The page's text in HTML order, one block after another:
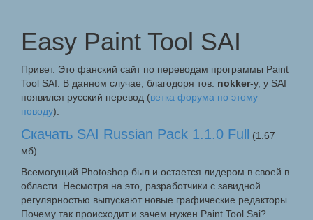
Easy Paint Tool SAI
Привет. Это фанский сайт по переводам программы Paint
Tool SAI. В данном случае, благодоря тов. nokker-у, у SAI
появился русский перевод (ветка форума по этому
поводу).
Скачать SAI Russian Pack 1.1.0 Full
(1.67
мб)
Всемогущий Photoshop был и остается лидером в своей в
области. Несмотря на это, разработчики с завидной
регулярностью выпускают новые графические редакторы.
Почему так происходит и зачем нужен Paint Tool Sai?